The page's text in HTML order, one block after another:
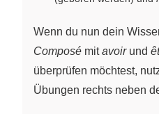
Wenn du nun dein
Composé mitavoirund
überprüfen möchtest,
Übungen rechts neben